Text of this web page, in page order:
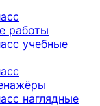
работы
учебные
наглядные